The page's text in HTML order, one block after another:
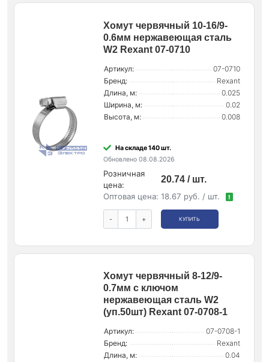
Хомут червячный 10-16/9-
0.6мм нержавеющая сталь
W2 Rexant 07-0710
Артикул:
07-0710
Бренд:
Rexant
Длина, м:
0.025
Ширина, м:
0.02
Высота, м:
0.008
На складе 140 шт.
Обновлено 08.08.2026
Розничная
цена:
20.74 / шт.
Оптовая цена: 18.67 руб. / шт. !
- + КУПИТЬ
Хомут червячный 8-12/9-
0.7мм с ключом
нержавеющая сталь W2
(уп.50шт) Rexant 07-0708-1
Артикул:
07-0708-1
Бренд:
Rexant
Длина, м:
0.04